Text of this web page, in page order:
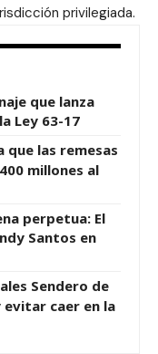
privilegiada.
que lanza
Ley 63-17
que las remesas
millones al
perpetua: El
Santos en
Sendero de
evitar caer en la